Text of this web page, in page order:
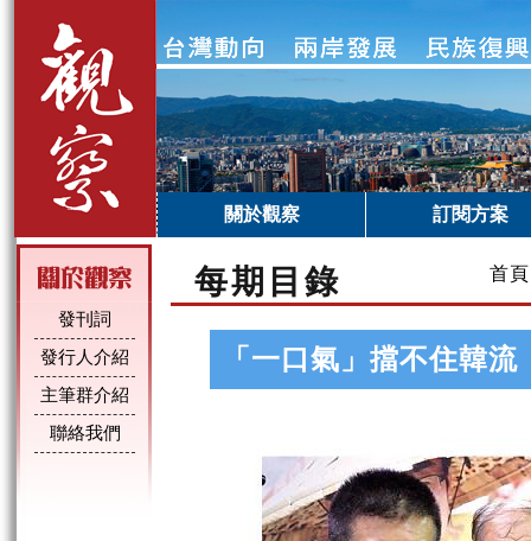
關於觀察 訂閱方案
發刊詞
發行人介紹
主筆群介紹
聯絡我們
每期目錄 首頁
「一口氣」擋不住韓流